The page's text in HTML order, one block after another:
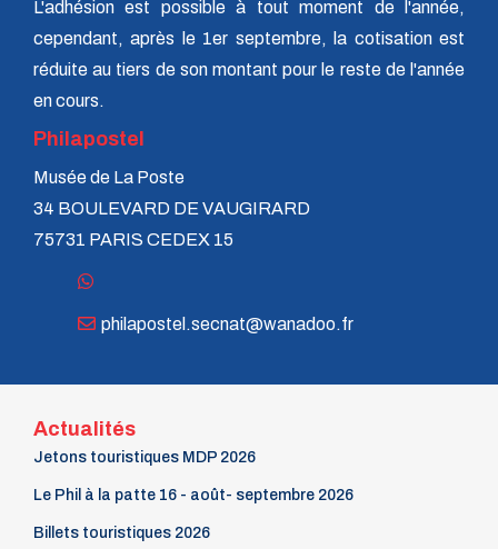
L'adhésion est possible à tout moment de l'année,
cependant, après le 1er septembre, la cotisation est
réduite au tiers de son montant pour le reste de l'année
en cours.
Philapostel
Musée de La Poste
34 BOULEVARD DE VAUGIRARD
75731 PARIS CEDEX 15
philapostel.secnat@wanadoo.fr
Actualités
Jetons touristiques MDP 2026
Le Phil à la patte 16 - août- septembre 2026
Billets touristiques 2026